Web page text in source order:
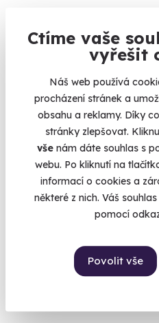
Ctíme vaše
vyřešit
Náš web používá
procházení stránek a
obsahu a reklamy. Díky
stránky zlepšovat.
vše nám dáte souhlas s
webu. Po kliknutí na
informací o cookies a
některé z nich. Váš
pomocí
Povolit vše
zbraní
Vystřílejte 80 nábojů jako člen
Čepirohy (okres Most)
(+ 28 dalších lokalit)
1 999 Kč
Volný termín už 09. 08.